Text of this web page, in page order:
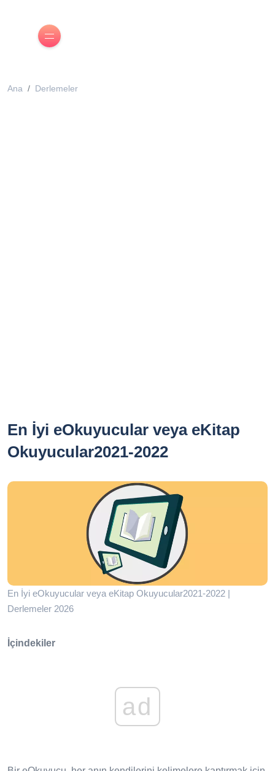
Ana Derlemeler
En İyi eOkuyucular veya eKitap
Okuyucular2021-2022
En İyi eOkuyucular veya eKitap Okuyucular2021-2022 |
Derlemeler 2026
İçindekiler
ad